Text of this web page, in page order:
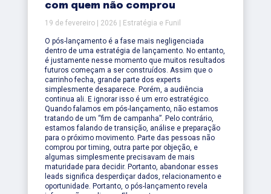
com quem não comprou
19 de fevereiro | 2026 | Estratégia e Funil
O pós-lançamento é a fase mais negligenciada
dentro de uma estratégia de lançamento. No entanto,
é justamente nesse momento que muitos resultados
futuros começam a ser construídos. Assim que o
carrinho fecha, grande parte dos experts
simplesmente desaparece. Porém, a audiência
continua ali. E ignorar isso é um erro estratégico.
Quando falamos em pós-lançamento, não estamos
tratando de um “fim de campanha”. Pelo contrário,
estamos falando de transição, análise e preparação
para o próximo movimento. Parte das pessoas não
comprou por timing, outra parte por objeção, e
algumas simplesmente precisavam de mais
maturidade para decidir. Portanto, abandonar esses
leads significa desperdiçar dados, relacionamento e
oportunidade. Portanto, o pós-lançamento revela